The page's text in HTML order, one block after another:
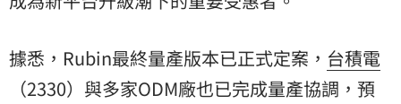
據悉，Rubin最終量產版本已正式定案， 台積電
（2330）與多家ODM廠也已完成量產協調，預